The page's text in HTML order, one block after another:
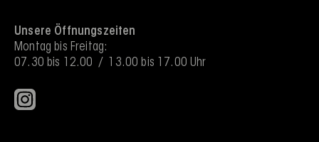
Unsere Öffnungszeiten
Montag bis Freitag:
07.30 bis 12.00 / 13.00 bis 17.00 Uhr